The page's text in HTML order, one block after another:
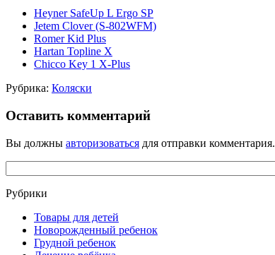
Heyner SafeUp L Ergo SP
Jetem Clover (S-802WFM)
Romer Kid Plus
Hartan Topline X
Chicco Key 1 X-Plus
Рубрика: Коляски
Оставить комментарий
Вы должны авторизоваться для отправки комментария.
Рубрики
Товары для детей
Новорожденный ребенок
Грудной ребенок